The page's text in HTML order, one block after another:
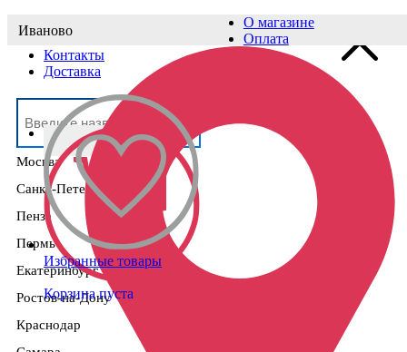
Выберите населённый пункт
Москва
Санкт-Петербург
Пенза
Пермь
Екатеринбург
Ростов-на-Дону
Краснодар
Иваново
О магазине
Оплата
Контакты
Доставка
Избранные товары
Корзина пуста